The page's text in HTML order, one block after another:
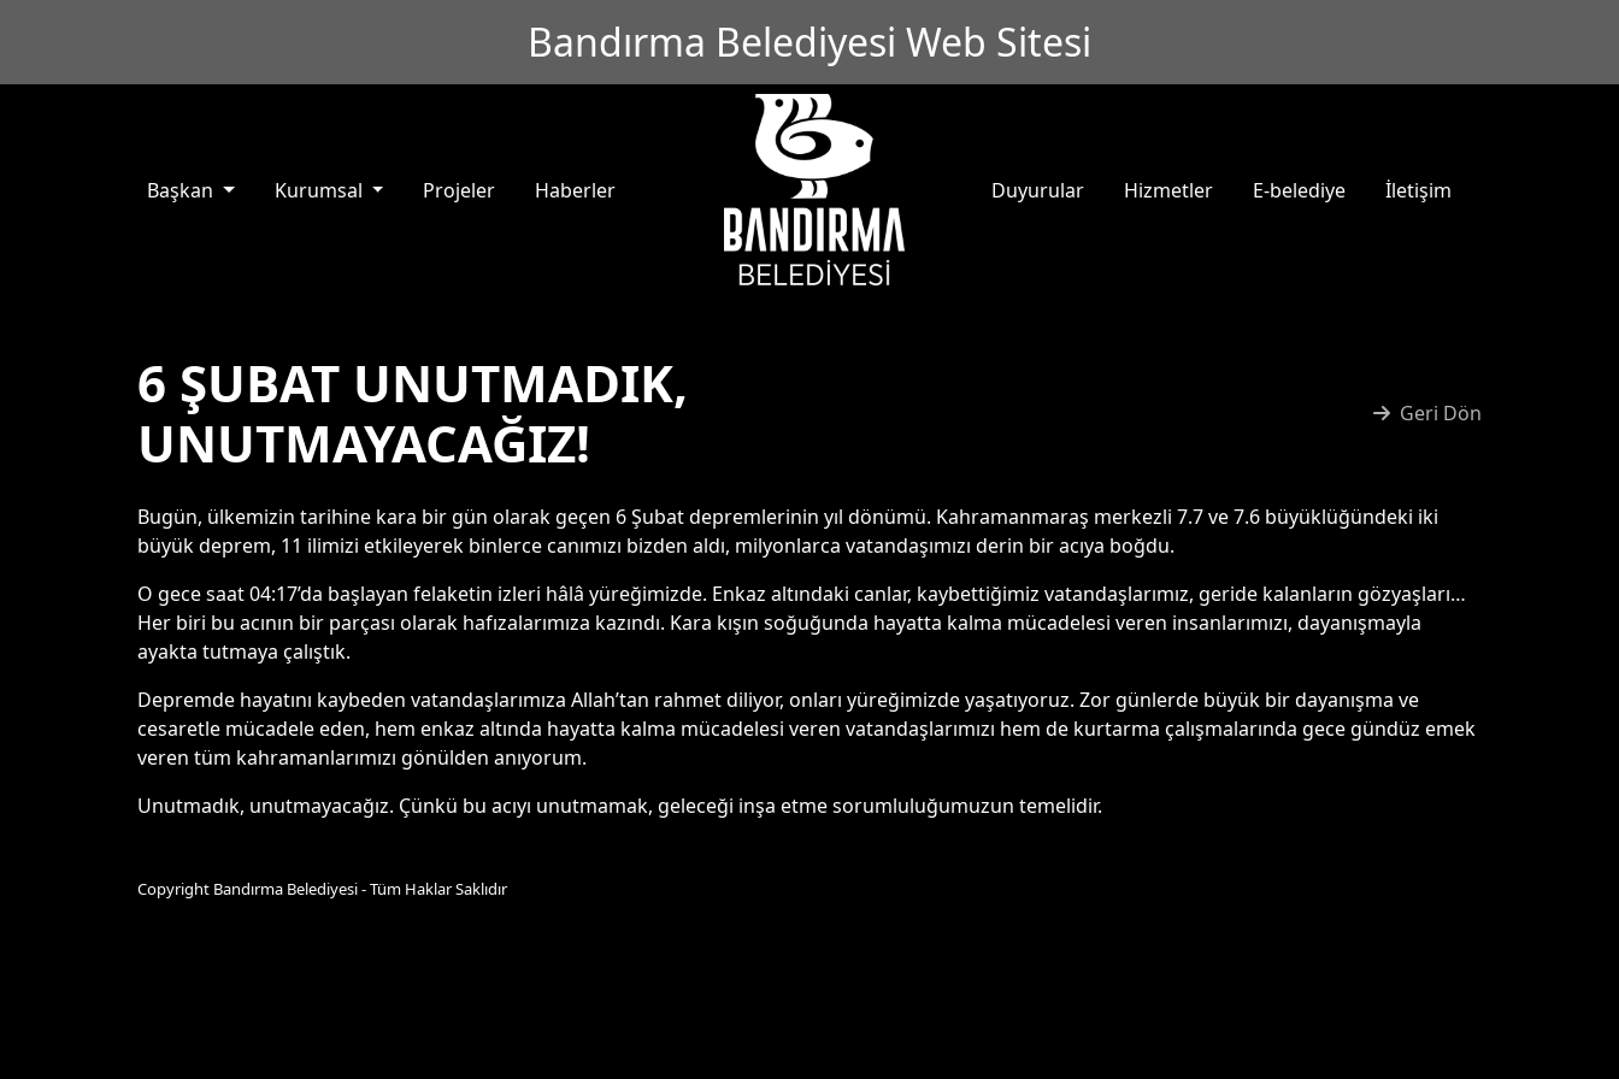
Bandırma Belediyesi Web Sitesi
Başkan Kurumsal Projeler Haberler Duyurular Hizmetler E-belediye İletişim
6 ŞUBAT UNUTMADIK,
UNUTMAYACAĞIZ!
Geri Dön
Bugün, ülkemizin tarihine kara bir gün olarak geçen 6 Şubat depremlerinin yıl dönümü. Kahramanmaraş merkezli 7.7 ve 7.6 büyüklüğündeki iki
büyük deprem, 11 ilimizi etkileyerek binlerce canımızı bizden aldı, milyonlarca vatandaşımızı derin bir acıya boğdu.
O gece saat 04:17’da başlayan felaketin izleri hâlâ yüreğimizde. Enkaz altındaki canlar, kaybettiğimiz vatandaşlarımız, geride kalanların gözyaşları…
Her biri bu acının bir parçası olarak hafızalarımıza kazındı. Kara kışın soğuğunda hayatta kalma mücadelesi veren insanlarımızı, dayanışmayla
ayakta tutmaya çalıştık.
Depremde hayatını kaybeden vatandaşlarımıza Allah’tan rahmet diliyor, onları yüreğimizde yaşatıyoruz. Zor günlerde büyük bir dayanışma ve
cesaretle mücadele eden, hem enkaz altında hayatta kalma mücadelesi veren vatandaşlarımızı hem de kurtarma çalışmalarında gece gündüz emek
veren tüm kahramanlarımızı gönülden anıyorum.
Unutmadık, unutmayacağız. Çünkü bu acıyı unutmamak, geleceği inşa etme sorumluluğumuzun temelidir.
Copyright Bandırma Belediyesi - Tüm Haklar Saklıdır